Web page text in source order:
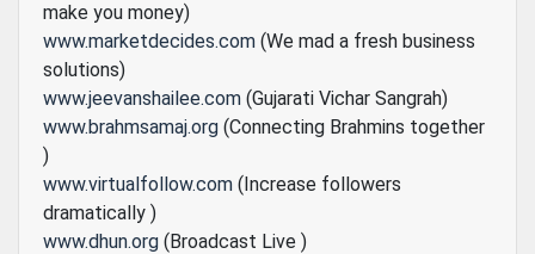
make you money)
www.marketdecides.com (We mad a fresh business
solutions)
www.jeevanshailee.com (Gujarati Vichar Sangrah)
www.brahmsamaj.org (Connecting Brahmins together
)
www.virtualfollow.com (Increase followers
dramatically )
www.dhun.org (Broadcast Live )